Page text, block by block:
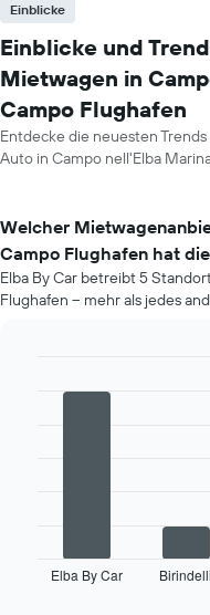
Einblicke
Einblicke und
Mietwagen in
Campo Flughafen
Entdecke die neuesten
Auto in Campo nell'Elba
Welcher
Campo Flughafen hat
Elba By Car betreibt 5
Flughafen – mehr als jedes
graphic.
Elba By Car Birindelli